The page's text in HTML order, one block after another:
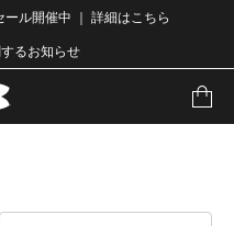
ール開催中 ｜ 詳細はこちら
るお知らせ